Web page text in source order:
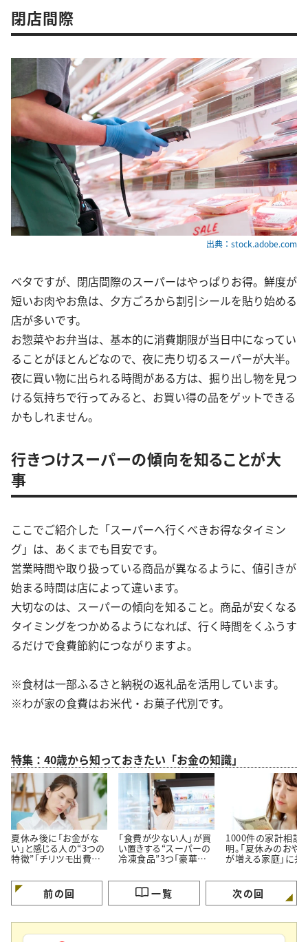
閉店間際
出典：stock.adobe.com
ベタですが、閉店間際のスーパーはやっぱりお得。鮮度が
短いお肉やお魚は、夕方ごろから割引シールを貼り始める
店が多いです。
お惣菜やお弁当は、基本的に消費期限が当日中になってい
ることがほとんどなので、夜に売り切るスーパーが大半。
夜に買い物に出られる時間がある方は、掘り出し物を見つ
ける気持ちで行ってみると、お買い得の品をゲットできる
かもしれません。
行きつけスーパーの傾向を知ることが大
事
ここでご紹介した「スーパーへ行くべきお得なタイミン
グ」は、あくまでも目安です。
営業時間や取り扱っている商品が異なるように、値引きが
始まる時間は店によって違います。
大切なのは、スーパーの傾向を知ること。商品が安くなる
タイミングをつかめるようになれば、行く時間をくふうす
るだけで食費節約につながりますよ。
※食材は一部ふるさと納税の返礼品を活用しています。
※わが家の食費はお米代・お菓子代別です。
特集：40歳から知っておきたい「お金の知識」
夏休み後に「お金がな
い」と感じる人の“3つの
特徴”「チリツモ出費に
「食費が少ない人」が買
い置きする“スーパーの
冷凍食品”3つ「豪華に
る」
1000件の家計相談
明。「夏休みのおや
が増える家庭」に共
前の回 一覧 次の回